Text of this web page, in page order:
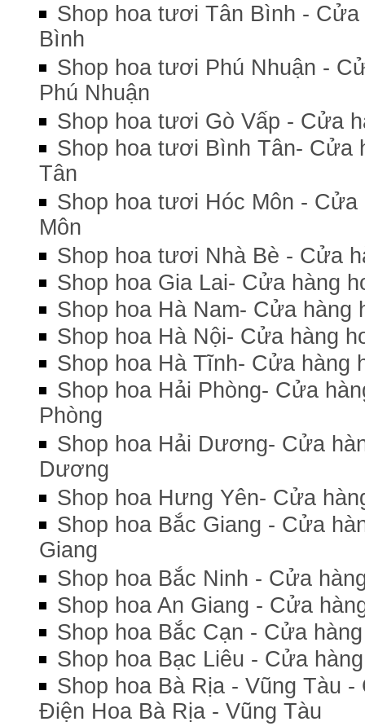
Shop hoa tươi Tân Bình -
Bình
Shop hoa tươi Phú Nhuận -
Phú Nhuận
Shop hoa tươi Gò Vấp - Cửa
Shop hoa tươi Bình Tân- Cửa
Tân
Shop hoa tươi Hóc Môn -
Môn
Shop hoa tươi Nhà Bè - Cửa
Shop hoa Gia Lai- Cửa hàng
Shop hoa Hà Nam- Cửa
Shop hoa Hà Nội- Cửa hàng
Shop hoa Hà Tĩnh- Cửa
Shop hoa Hải Phòng- Cửa
Phòng
Shop hoa Hải Dương- Cửa
Dương
Shop hoa Hưng Yên- Cửa
Shop hoa Bắc Giang - Cửa
Giang
Shop hoa Bắc Ninh - Cửa
Shop hoa An Giang - Cửa
Shop hoa Bắc Cạn - Cửa
Shop hoa Bạc Liêu - Cửa
Shop hoa Bà Rịa - Vũng Tàu
Điện Hoa Bà Rịa - Vũng Tàu